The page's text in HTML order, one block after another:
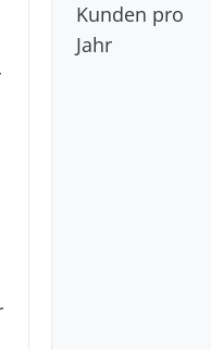
Kunden pro
Jahr